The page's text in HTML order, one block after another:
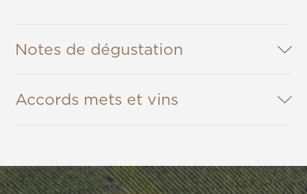
Notes de dégustation
Accords mets et vins